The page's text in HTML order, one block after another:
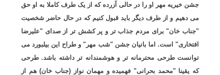
جشن خیریه مهر او را در حالی آزرده که از یک طرف کاملا به او حق
می دهیم و از طرف دیگر باید قبول کنیم که در حال حاضر شخصیت
"جناب خان" برای مردم جذاب تر و پر کشش تر از صدای "علیرضا
افتخاری" است. اما بانیان جشن "شب مهر" و طراح این بیلبورد می
توانست طرحی محترمانه تر و هوشمندانه تر داشته باشد. طرحی
که یقینا "محمد بحرانی" فهمیده و مهمان نواز (جناب خان) هم از